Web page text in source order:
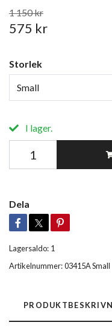
1 150 kr
575 kr
Storlek
Small
I lager.
Dela
Lagersaldo: 1
Artikelnummer:03415A Small